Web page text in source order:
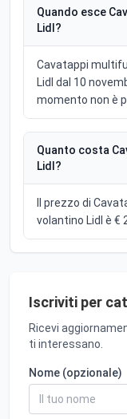
Quando esce
Lidl?
Cavatappi
Lidl dal 10
momento non è
Quanto costa
Lidl?
Il prezzo di
volantino Lidl è €
Iscriviti per
Ricevi
ti interessano.
Nome (opzionale)